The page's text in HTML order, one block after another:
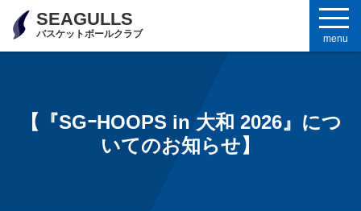
SEAGULLS
バスケットボールクラブ menu
【『SGｰHOOPS in 大和 2026』につ
いてのお知らせ】